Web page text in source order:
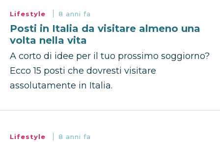
Lifestyle 8 anni fa
Posti in Italia da visitare almeno una
volta nella vita
A corto di idee per il tuo prossimo soggiorno?
Ecco 15 posti che dovresti visitare
assolutamente in Italia.
Lifestyle 8 anni fa